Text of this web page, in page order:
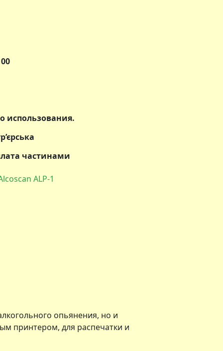
использования.
частинами
ALP-1
опьянения, но и
принтером, для распечатки и